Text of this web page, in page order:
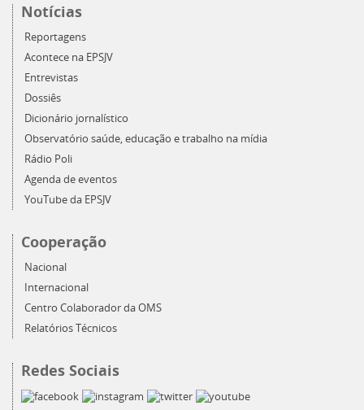
Notícias
Reportagens
Acontece na EPSJV
Entrevistas
Dossiês
Dicionário jornalístico
Observatório saúde, educação e trabalho na mídia
Rádio Poli
Agenda de eventos
YouTube da EPSJV
Cooperação
Nacional
Internacional
Centro Colaborador da OMS
Relatórios Técnicos
Redes Sociais